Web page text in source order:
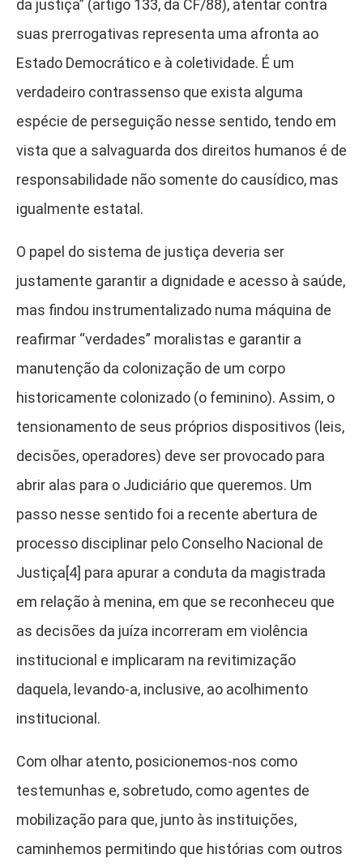
da justiça” (artigo 133, da CF/88), atentar contra
suas prerrogativas representa uma afronta ao
Estado Democrático e à coletividade. É um
verdadeiro contrassenso que exista alguma
espécie de perseguição nesse sentido, tendo em
vista que a salvaguarda dos direitos humanos é de
responsabilidade não somente do causídico, mas
igualmente estatal.
O papel do sistema de justiça deveria ser
justamente garantir a dignidade e acesso à saúde,
mas findou instrumentalizado numa máquina de
reafirmar “verdades” moralistas e garantir a
manutenção da colonização de um corpo
historicamente colonizado (o feminino). Assim, o
tensionamento de seus próprios dispositivos (leis,
decisões, operadores) deve ser provocado para
abrir alas para o Judiciário que queremos. Um
passo nesse sentido foi a recente abertura de
processo disciplinar pelo Conselho Nacional de
Justiça[4] para apurar a conduta da magistrada
em relação à menina, em que se reconheceu que
as decisões da juíza incorreram em violência
institucional e implicaram na revitimização
daquela, levando-a, inclusive, ao acolhimento
institucional.
Com olhar atento, posicionemos-nos como
testemunhas e, sobretudo, como agentes de
mobilização para que, junto às instituições,
caminhemos permitindo que histórias com outros